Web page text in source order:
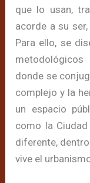
que lo usan,
acorde a su
Para ello, se
metodológicos
donde se
complejo y la
un espacio
como la
diferente,
vive el